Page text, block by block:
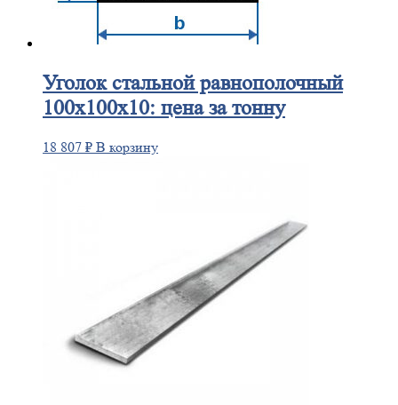
Уголокстальной равнополочный
100х100х10: цена за тонну
18 807 ₽ В корзину